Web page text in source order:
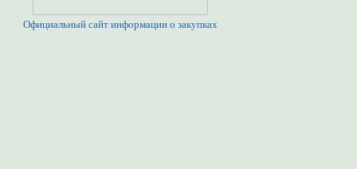
Официальный сайт информации о закупках